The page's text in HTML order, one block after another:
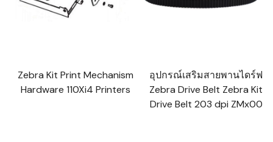
Zebra Kit Print Mechanism
Hardware 110Xi4 Printers
อุปกรณ์เสริมสายพานไดร์ฟ
Zebra Drive Belt Zebra Kit
Drive Belt 203 dpi ZMx00